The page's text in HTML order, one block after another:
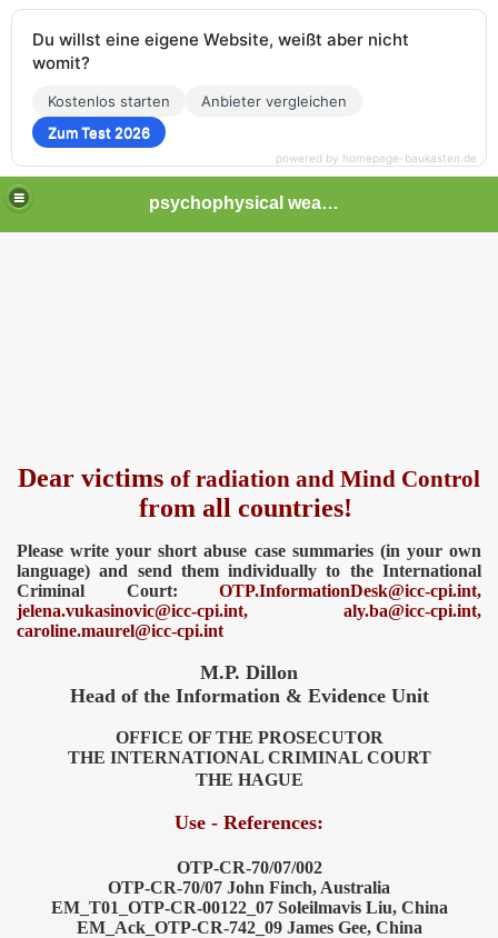
psychophysical weapons and tortures in Europe
Dear victims of radiation and Mind Control
from all countries!
Please write your short abuse case summaries (in your own
language) and send them individually to the International
Criminal Court:
OTP.InformationDesk@icc-cpi.int,
jelena.vukasinovic@icc-cpi.int, aly.ba@icc-cpi.int,
caroline.maurel@icc-cpi.int
M.P. Dillon
Head of the Information & Evidence Unit
OFFICE OF THE PROSECUTOR
THE INTERNATIONAL CRIMINAL COURT
THE HAGUE
Use - References:
OTP-CR-70/07/002
OTP-CR-70/07 John Finch, Australia
EM_T01_OTP-CR-00122_07 Soleilmavis Liu, China
EM_Ack_OTP-CR-742_09 James Gee, China
Du willst eine eigene Website, weißt aber nicht
womit?
Kostenlos starten
Anbieter vergleichen
Zum Test 2026
powered by homepage-baukasten.de